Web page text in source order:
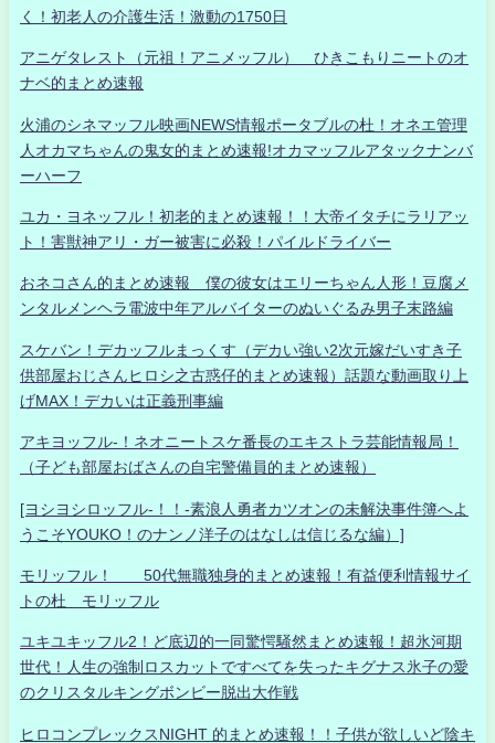
く！初老人の介護生活！激動の1750日
アニゲタレスト（元祖！アニメッフル） ひきこもりニートのオ
ナベ的まとめ速報
火浦のシネマッフル映画NEWS情報ポータブルの杜！オネエ管理
人オカマちゃんの鬼女的まとめ速報!オカマッフルアタックナンバ
ーハーフ
ユカ・ヨネッフル！初老的まとめ速報！！大帝イタチにラリアッ
ト！害獣神アリ・ガー被害に必殺！パイルドライバー
おネコさん的まとめ速報 僕の彼女はエリーちゃん人形！豆腐メ
ンタルメンヘラ電波中年アルバイターのぬいぐるみ男子末路編
スケバン！デカッフルまっくす（デカい強い2次元嫁だいすき子
供部屋おじさんヒロシ之古惑仔的まとめ速報）話題な動画取り上
げMAX！デカいは正義刑事編
アキヨッフル-！ネオニートスケ番長のエキストラ芸能情報局！
（子ども部屋おばさんの自宅警備員的まとめ速報）
[ヨシヨシロッフル-！！-素浪人勇者カツオンの未解決事件簿へよ
うこそYOUKO！のナンノ洋子のはなしは信じるな編）]
モリッフル！ 50代無職独身的まとめ速報！有益便利情報サイ
トの杜 モリッフル
ユキユキッフル2！ど底辺的一同驚愕騒然まとめ速報！超氷河期
世代！人生の強制ロスカットですべてを失ったキグナス氷子の愛
のクリスタルキングボンビー脱出大作戦
ヒロコンプレックスNIGHT 的まとめ速報！！子供が欲しいど陰キ